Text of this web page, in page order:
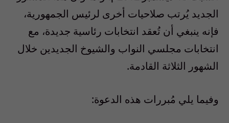
الجديد يُرتب صلاحيات أخرى لرئيس الجمهورية،
فإنه ينبغي أن تُعقد انتخابات رئاسية جديدة، مع
انتخابات مجلسي النواب والشيوخ الجديدين خلال
الشهور الثلاثة القادمة.
وفيما يلي مُبررات هذه الدعوة: